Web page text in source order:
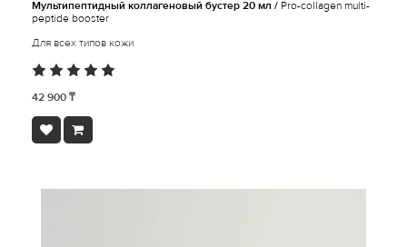
Мультипептидный коллагеновый бустер 20 мл / Pro-collagen multi-
peptide booster
Для всех типов кожи
42 900 ₸